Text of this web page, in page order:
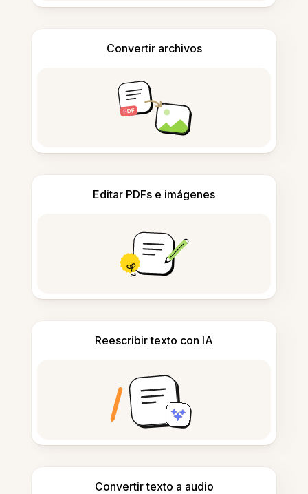
Convertir archivos
Editar PDFs e imágenes
Reescribir texto con IA
Convertir texto a audio